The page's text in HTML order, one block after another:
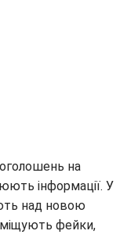
на
інформації. У
над новою
фейки,